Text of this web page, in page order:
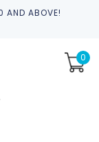
AND ABOVE!
0